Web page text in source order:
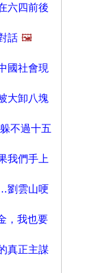
六四前後
話 🖼️
國社會現
大卸八塊
不過十五
我們手上
劉雲山哽
，我也要
真正主謀